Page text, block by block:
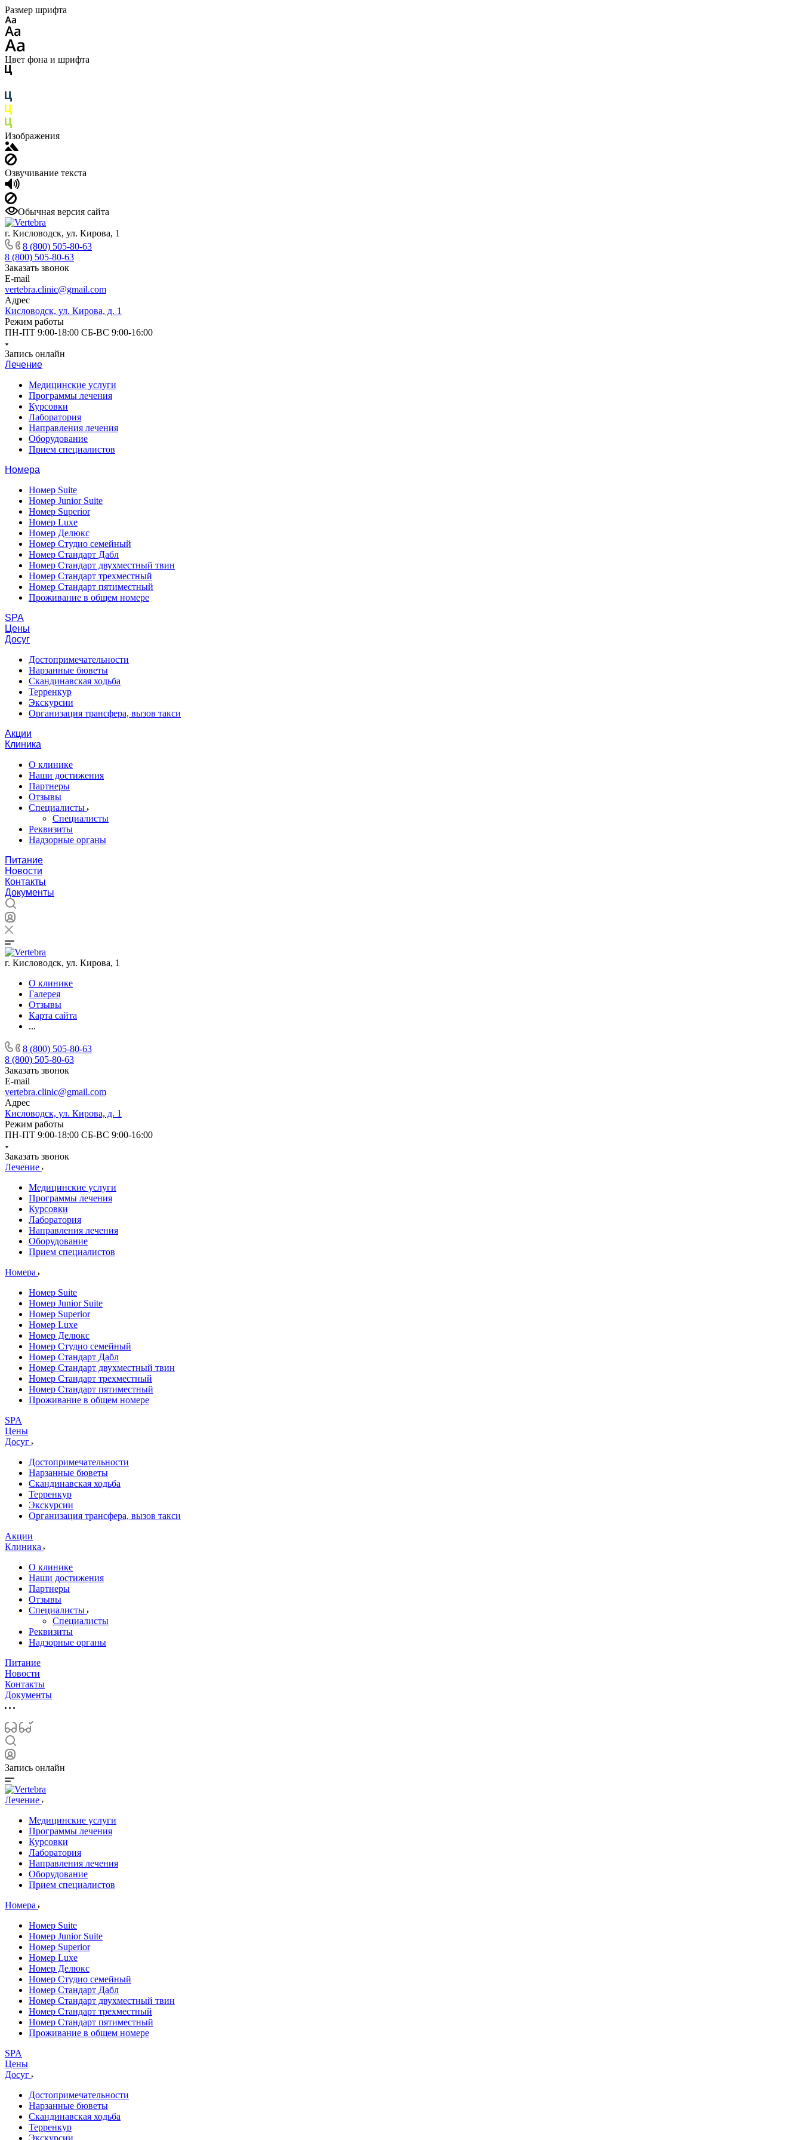
Размер шрифта
Цвет фона и шрифта
Изображения
Озвучивание текста
Обычная версия сайта
г. Кисловодск, ул. Кирова, 1
8 (800) 505-80-63
8 (800) 505-80-63
Заказать звонок
E-mail
vertebra.clinic@gmail.com
Адрес
Кисловодск, ул. Кирова, д. 1
Режим работы
ПН-ПТ 9:00-18:00 СБ-ВС 9:00-16:00
Запись онлайн
Лечение
Медицинские услуги
Программы лечения
Курсовки
Лаборатория
Направления лечения
Оборудование
Прием специалистов
Номера
Номер Suite
Номер Junior Suite
Номер Superior
Номер Luxe
Номер Делюкс
Номер Студио семейный
Номер Стандарт Дабл
Номер Стандарт двухместный твин
Номер Стандарт трехместный
Номер Стандарт пятиместный
Проживание в общем номере
SPA
Цены
Досуг
Достопримечательности
Нарзанные бюветы
Скандинавская ходьба
Терренкур
Экскурсии
Организация трансфера, вызов такси
Акции
Клиника
О клинике
Наши достижения
Партнеры
Отзывы
Специалисты
Специалисты
Реквизиты
Надзорные органы
Питание
Новости
Контакты
Документы
г. Кисловодск, ул. Кирова, 1
О клинике
Галерея
Отзывы
Карта сайта
...
8 (800) 505-80-63
8 (800) 505-80-63
Заказать звонок
E-mail
vertebra.clinic@gmail.com
Адрес
Кисловодск, ул. Кирова, д. 1
Режим работы
ПН-ПТ 9:00-18:00 СБ-ВС 9:00-16:00
Заказать звонок
Лечение
Медицинские услуги
Программы лечения
Курсовки
Лаборатория
Направления лечения
Оборудование
Прием специалистов
Номера
Номер Suite
Номер Junior Suite
Номер Superior
Номер Luxe
Номер Делюкс
Номер Студио семейный
Номер Стандарт Дабл
Номер Стандарт двухместный твин
Номер Стандарт трехместный
Номер Стандарт пятиместный
Проживание в общем номере
SPA
Цены
Досуг
Достопримечательности
Нарзанные бюветы
Скандинавская ходьба
Терренкур
Экскурсии
Организация трансфера, вызов такси
Акции
Клиника
О клинике
Наши достижения
Партнеры
Отзывы
Специалисты
Специалисты
Реквизиты
Надзорные органы
Питание
Новости
Контакты
Документы
Запись онлайн
Лечение
Медицинские услуги
Программы лечения
Курсовки
Лаборатория
Направления лечения
Оборудование
Прием специалистов
Номера
Номер Suite
Номер Junior Suite
Номер Superior
Номер Luxe
Номер Делюкс
Номер Студио семейный
Номер Стандарт Дабл
Номер Стандарт двухместный твин
Номер Стандарт трехместный
Номер Стандарт пятиместный
Проживание в общем номере
SPA
Цены
Досуг
Достопримечательности
Нарзанные бюветы
Скандинавская ходьба
Терренкур
Экскурсии